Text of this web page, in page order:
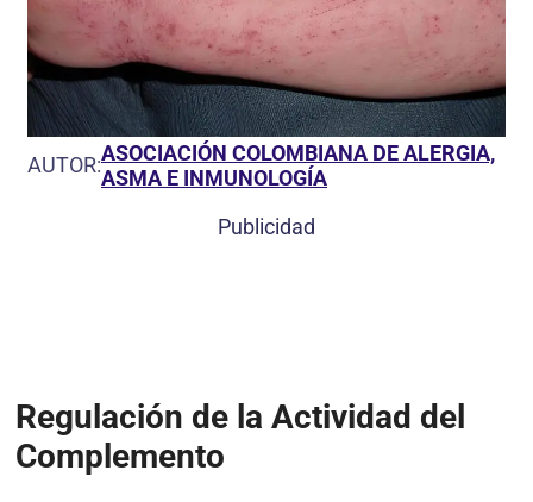
AUTOR:ASOCIACIÓN COLOMBIANA DE ALERGIA,
ASMA E INMUNOLOGÍA
Publicidad
Regulación de la Actividad del
Complemento